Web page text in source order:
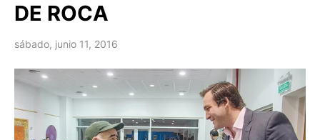
DE ROCA
sábado, junio 11, 2016